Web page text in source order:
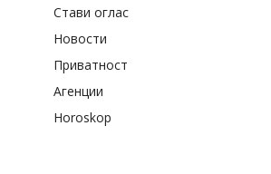
Стави оглас
Новости
Приватност
Агенции
Horoskop